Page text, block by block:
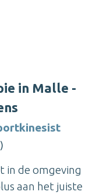
in Malle -
in de omgeving
aan het juiste